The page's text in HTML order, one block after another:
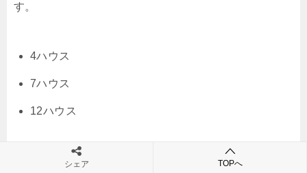
す。
4ハウス
7ハウス
12ハウス
4ハウスは、その人の家庭や生い立ちを表すハウスで
シェア TOPへ